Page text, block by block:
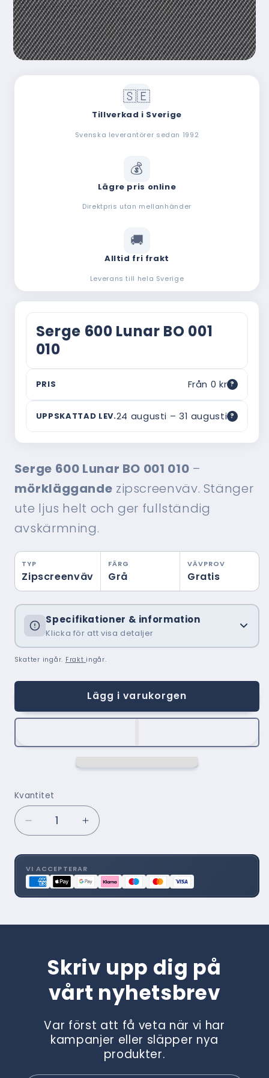
Tillverkad i Sverige
Svenska leverantörer sedan 1992
Lägre pris online
Direktpris utan mellanhänder
Alltid fri frakt
Leverans till hela Sverige
Serge 600 Lunar BO 001
010
PRIS Från 0 kr ?
Vad är ordinarie pris?
Webbpriset är vad du betalar här — utan
en traditionell montör med hembesök,
rådgivning och montering inräknat. Ofta är
skillnaden i verkligheten ännu större.
UPPSKATTAD LEV.24 augusti – 31 augusti ?
Om leveranstiden
från beställningsdatum och inkluderar
tillverkning och frakt. Tiden kan variera
beroende på säsong och orderbelastning —
beställ gärna i god tid.
Serge 600 Lunar BO 001 010 –
mörkläggande zipscreenväv. Stänger
ute ljus helt och ger fullständig
avskärmning.
TYP
Zipscreenväv
FÄRG
Grå
VÄVPROV
Gratis
Specifikationer & information
Klicka för att visa detaljer
Skatter ingår. Fraktingår.
Lägg i varukorgen
Kvantitet
Minska
kvantitet
för
Serge
600
Lunar
Öka
kvantitet
för
Serge
600
Lunar
VI ACCEPTERAR
Skriv upp dig på
vårt nyhetsbrev
Var först att få veta när vi har
kampanjer eller släpper nya
produkter.